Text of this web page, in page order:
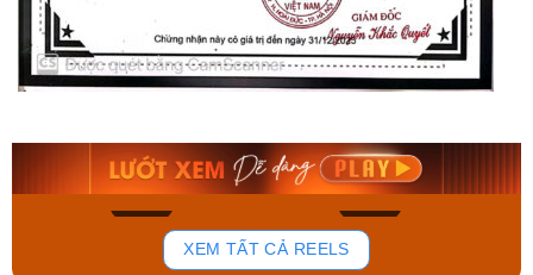
156
Orient Nam RA-
Mua ngay
Casio Nam MTS-
Mua ngay
XEM TẤT CẢ REELS